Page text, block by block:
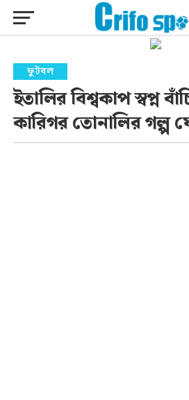
ফুটবল
ইতালির বিশ্বকাপ স্বপ্ন
কারিগর তোনালির গল্প